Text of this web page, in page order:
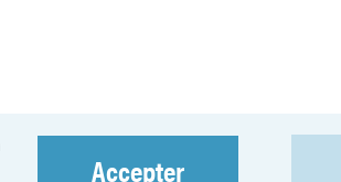
Accepter